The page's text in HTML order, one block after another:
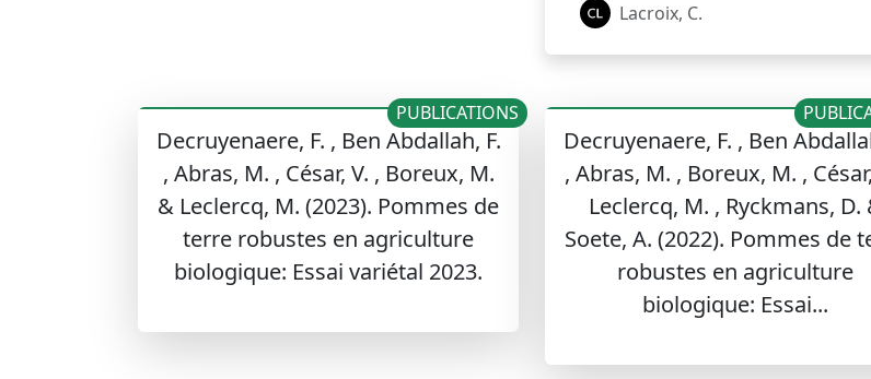
Lacroix, C.
Decruyenaere, F. , Ben Abdallah, F.
, Abras, M. , César, V. , Boreux, M.
& Leclercq, M. (2023). Pommes de
terre robustes en agriculture
biologique: Essai variétal 2023.
PUBLICATIONS
Decruyenaere, F. , Ben
, Abras, M. , Boreux, M. ,
Leclercq, M. , Ryckmans, D.
Soete, A. (2022). Pommes de
robustes en agriculture
biologique: Essai...